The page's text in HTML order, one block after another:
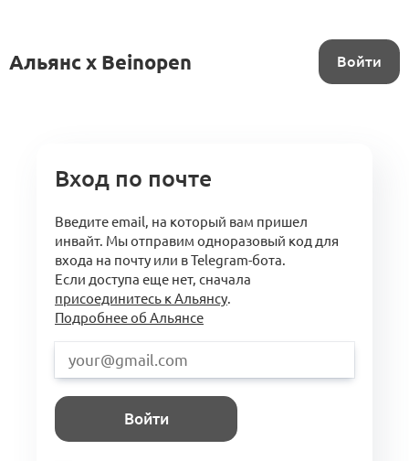
Альянс x Beinopen Войти
Вход по почте
Введите email, на который вам пришел
инвайт. Мы отправим одноразовый код для
входа на почту или в Telegram-бота.
Если доступа еще нет, сначала
присоединитесь к Альянсу.
Подробнее об Альянсе
Войти